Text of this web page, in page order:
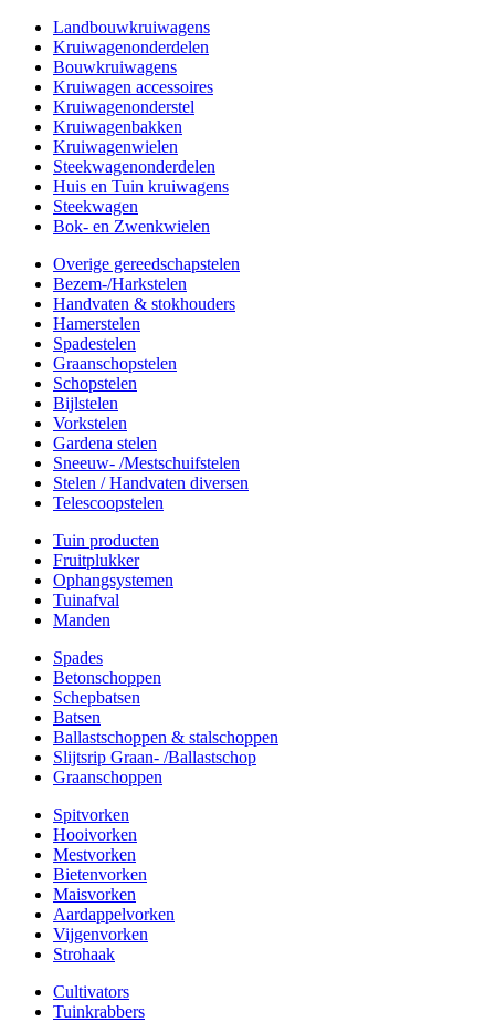
Landbouwkruiwagens
Kruiwagenonderdelen
Bouwkruiwagens
Kruiwagen accessoires
Kruiwagenonderstel
Kruiwagenbakken
Kruiwagenwielen
Steekwagenonderdelen
Huis en Tuin kruiwagens
Steekwagen
Bok- en Zwenkwielen
Overige gereedschapstelen
Bezem-/Harkstelen
Handvaten & stokhouders
Hamerstelen
Spadestelen
Graanschopstelen
Schopstelen
Bijlstelen
Vorkstelen
Gardena stelen
Sneeuw- /Mestschuifstelen
Stelen / Handvaten diversen
Telescoopstelen
Tuin producten
Fruitplukker
Ophangsystemen
Tuinafval
Manden
Spades
Betonschoppen
Schepbatsen
Batsen
Ballastschoppen & stalschoppen
Slijtsrip Graan- /Ballastschop
Graanschoppen
Spitvorken
Hooivorken
Mestvorken
Bietenvorken
Maisvorken
Aardappelvorken
Vijgenvorken
Strohaak
Cultivators
Tuinkrabbers